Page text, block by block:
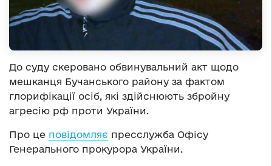
До суду скеровано обвинувальний акт щодо
мешканця Бучанського району за фактом
глорифікації осіб, які здійснюють збройну
агресію рф проти України.
Про це повідомляє пресслужба Офісу
Генерального прокурора України.